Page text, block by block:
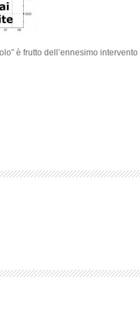
è frutto dell’ennesimo